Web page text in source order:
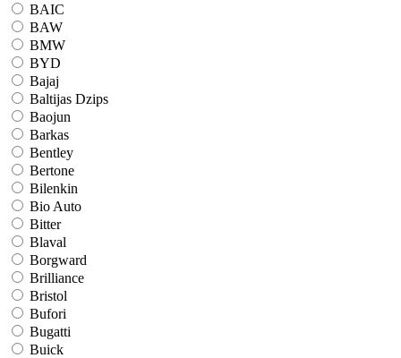
BAIC
BAW
BMW
BYD
Bajaj
Baltijas Dzips
Baojun
Barkas
Bentley
Bertone
Bilenkin
Bio Auto
Bitter
Blaval
Borgward
Brilliance
Bristol
Bufori
Bugatti
Buick